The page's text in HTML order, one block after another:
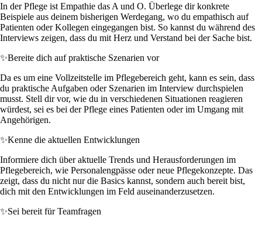
In der Pflege ist Empathie das A und O. Überlege dir konkrete
Beispiele aus deinem bisherigen Werdegang, wo du empathisch auf
Patienten oder Kollegen eingegangen bist. So kannst du während des
Interviews zeigen, dass du mit Herz und Verstand bei der Sache bist.
✨Bereite dich auf praktische Szenarien vor
Da es um eine Vollzeitstelle im Pflegebereich geht, kann es sein, dass
du praktische Aufgaben oder Szenarien im Interview durchspielen
musst. Stell dir vor, wie du in verschiedenen Situationen reagieren
würdest, sei es bei der Pflege eines Patienten oder im Umgang mit
Angehörigen.
✨Kenne die aktuellen Entwicklungen
Informiere dich über aktuelle Trends und Herausforderungen im
Pflegebereich, wie Personalengpässe oder neue Pflegekonzepte. Das
zeigt, dass du nicht nur die Basics kannst, sondern auch bereit bist,
dich mit den Entwicklungen im Feld auseinanderzusetzen.
✨Sei bereit für Teamfragen